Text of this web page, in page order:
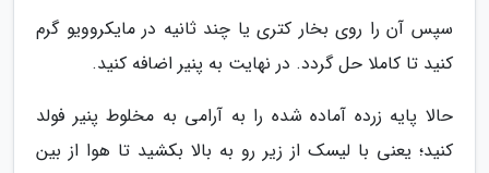
سپس آن را روی بخار کتری یا چند ثانیه در مایکروویو گرم
کنید تا کاملا حل گردد. در نهایت به پنیر اضافه کنید.
حالا پایه زرده آماده شده را به آرامی به مخلوط پنیر فولد
کنید؛ یعنی با لیسک از زیر رو به بالا بکشید تا هوا از بین